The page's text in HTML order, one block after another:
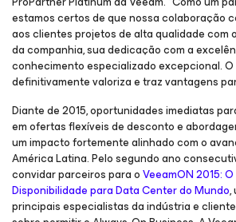
estamos certos de que nossa colaboração
aos clientes projetos de alta qualidade com
da companhia, sua dedicação com a
conhecimento especializado excepcional.
definitivamente valoriza e traz vantagens
Diante de 2015, oportunidades imediatas
em ofertas flexíveis de desconto e
um impacto fortemente alinhado com o
América Latina. Pelo segundo ano
convidar parceiros para oVeeamON 2015:
Disponibilidade para Data Center do Mundo,
principais especialistas da indústria e